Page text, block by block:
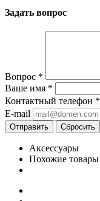
Задать вопрос
Вопрос *
Ваше имя *
Контактный телефон *
E-mail
Отправить Сбросить
Аксессуары
Похожие товары